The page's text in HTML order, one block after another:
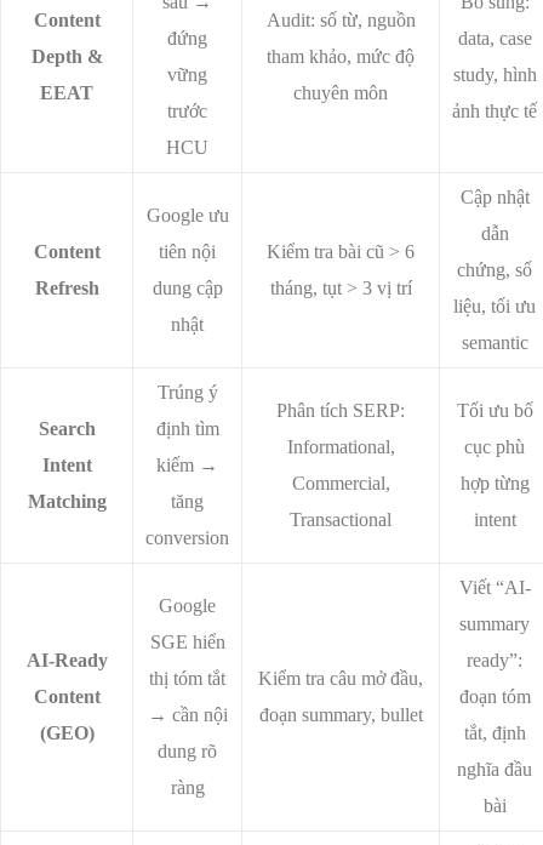
Content
Depth &
EEAT
đứng
vững
trước
HCU
Audit: số từ, nguồn
tham khảo, mức độ
chuyên môn
data, case
study, hình
ảnh thực tế
Content
Refresh
Google ưu
tiên nội
dung cập
nhật
Kiểm tra bài cũ > 6
tháng, tụt > 3 vị trí
Cập nhật
dẫn
chứng, số
liệu, tối ưu
semantic
Search
Intent
Matching
Trúng ý
định tìm
kiếm →
tăng
conversion
Phân tích SERP:
Informational,
Commercial,
Transactional
Tối ưu bố
cục phù
hợp từng
intent
AI-Ready
Content
(GEO)
Google
SGE hiển
thị tóm tắt
→ cần nội
dung rõ
ràng
Kiểm tra câu mở đầu,
đoạn summary, bullet
Viết “AI-
summary
ready”:
đoạn tóm
tắt, định
nghĩa đầu
bài